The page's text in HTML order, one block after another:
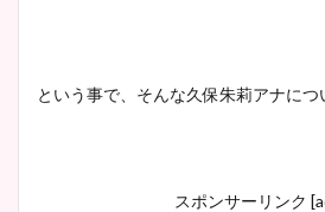
という事で、そんな久保朱莉アナにつ
スポンサーリンク